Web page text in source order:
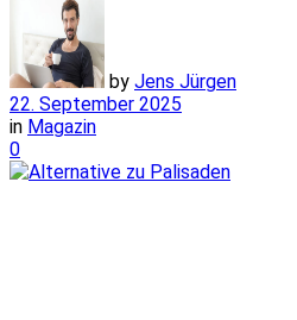
by Jens Jürgen
22. September 2025
in Magazin
0